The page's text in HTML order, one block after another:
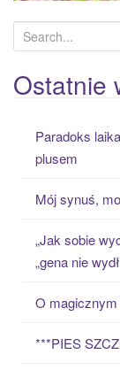
e
a
r
Ostatnie
Paradoks
plusem
Mój synuś,
„Jak sobie
„gena nie
O magicznym
***PIES